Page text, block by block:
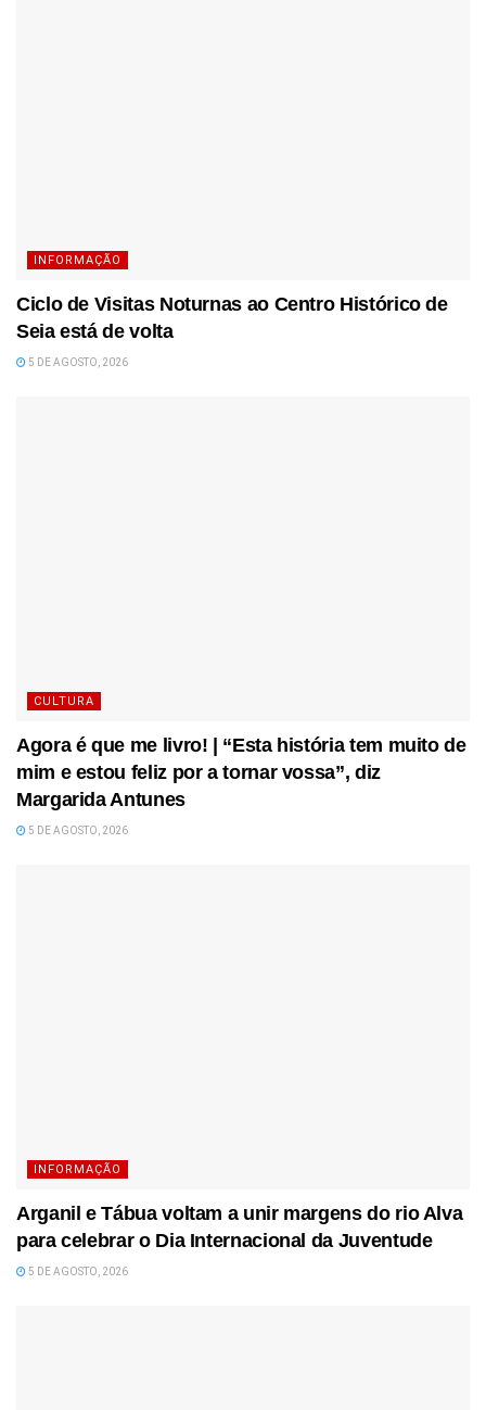
INFORMAÇÃO
Ciclo de Visitas Noturnas ao Centro Histórico de
Seia está de volta
5 DE AGOSTO, 2026
CULTURA
Agora é que me livro! | “Esta história tem muito de
mim e estou feliz por a tornar vossa”, diz
Margarida Antunes
5 DE AGOSTO, 2026
INFORMAÇÃO
Arganil e Tábua voltam a unir margens do rio Alva
para celebrar o Dia Internacional da Juventude
5 DE AGOSTO, 2026